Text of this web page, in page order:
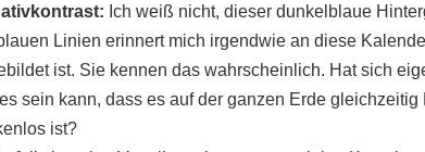
Ich weiß nicht, dieser dunkelblaue
Linien erinnert mich irgendwie an diese
ist. Sie kennen das wahrscheinlich. Hat sich
sein kann, dass es auf der ganzen Erde gleichzeitig
ist?